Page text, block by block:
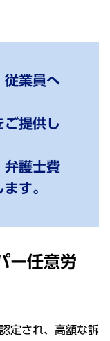
従業員へ
ご提供し
弁護士費
す。
ー任意労
定され、高額な訴